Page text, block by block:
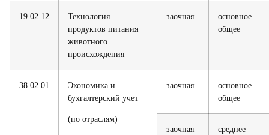
19.02.12
Технология
продуктов питания
животного
происхождения
заочная
основное
общее
38.02.01
Экономика и
бухгалтерский учет
(по отраслям)
заочная
основное
общее
заочная
среднее